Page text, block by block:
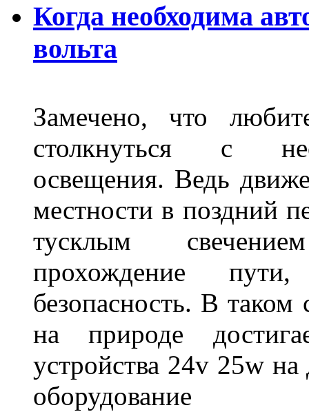
Когда необходима
вольта
Замечено, что
столкнуться с
освещения. Ведь
местности в поздний
тусклым
прохождение
безопасность. В
на природе
устройства 24v 25w
оборудование